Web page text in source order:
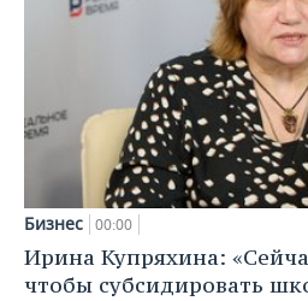
Бизнес 00:00
Ирина Купряхина:
чтобы субсидировать